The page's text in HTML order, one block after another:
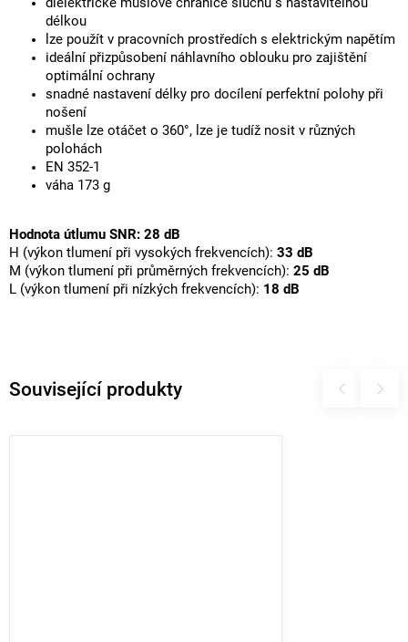
Související produkty
délkou
lze použít v pracovních prostředích s elektrickým napětím
ideální přizpůsobení náhlavního oblouku pro zajištění
optimální ochrany
snadné nastavení délky pro docílení perfektní polohy při
nošení
mušle lze otáčet o 360°, lze je tudíž nosit v různých
polohách
EN 352-1
váha 173 g
Hodnota útlumu SNR: 28 dB
H (výkon tlumení při vysokých frekvencích): 33 dB
M (výkon tlumení při průměrných frekvencích): 25 dB
L (výkon tlumení při nízkých frekvencích): 18 dB